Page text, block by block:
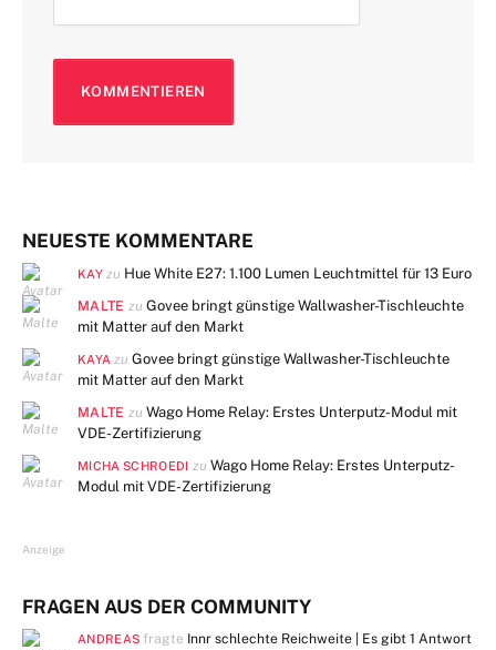
NEUESTE KOMMENTARE
KAY zu Hue White E27: 1.100 Lumen Leuchtmittel für 13 Euro
MALTE zu Govee bringt günstige Wallwasher-Tischleuchte
mit Matter auf den Markt
KAYA zuGovee bringt günstige Wallwasher-Tischleuchte
mit Matter auf den Markt
MALTE zu Wago Home Relay: Erstes Unterputz-Modul mit
VDE-Zertifizierung
MICHA SCHROEDI zu Wago Home Relay: Erstes Unterputz-
Modul mit VDE-Zertifizierung
Anzeige
FRAGEN AUS DER COMMUNITY
ANDREAS fragte Innr schlechte Reichweite | Es gibt1 Antwort